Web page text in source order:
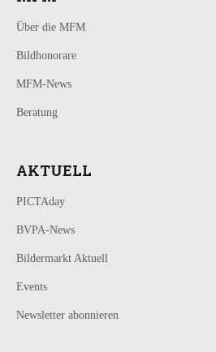
Über die MFM
Bildhonorare
MFM-News
Beratung
AKTUELL
PICTAday
BVPA-News
Bildermarkt Aktuell
Events
Newsletter abonnieren